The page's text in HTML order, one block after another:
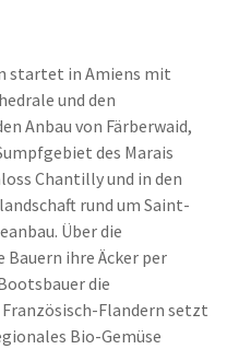
startet in Amiens mit
und den
Anbau von Färberwaid,
des Marais
Chantilly und in den
rund um Saint-
Über die
ihre Äcker per
die
Flandern setzt
Bio-Gemüse